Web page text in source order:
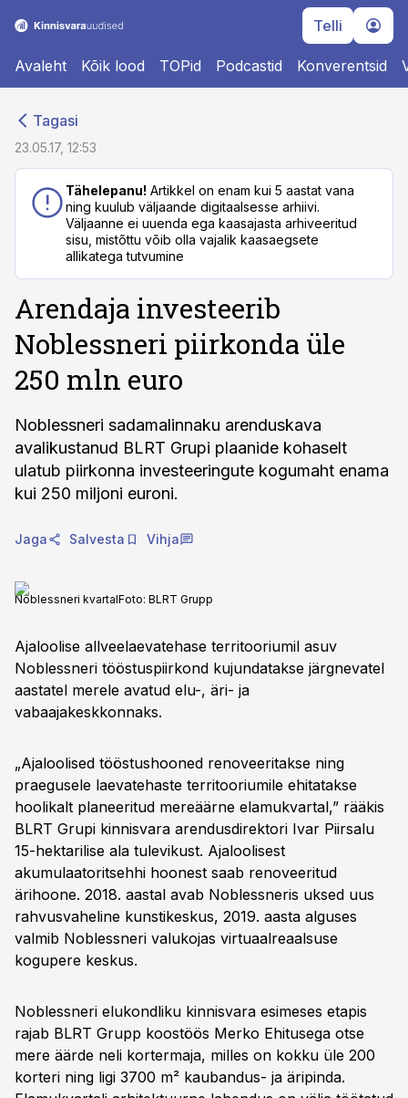
Telli
Avaleht Kõik lood TOPid Podcastid Konverentsid
Tagasi
23.05.17, 12:53
Tähelepanu! Artikkel on enam kui 5 aastat vana
ning kuulub väljaande digitaalsesse arhiivi.
Väljaanne ei uuenda ega kaasajasta arhiveeritud
sisu, mistõttu võib olla vajalik kaasaegsete
allikatega tutvumine
Arendaja investeerib
Noblessneri piirkonda üle
250 mln euro
Noblessneri sadamalinnaku arenduskava
avalikustanud BLRT Grupi plaanide kohaselt
ulatub piirkonna investeeringute kogumaht enama
kui 250 miljoni euroni.
Jaga Salvesta Vihja
Noblessneri kvartalFoto: BLRT Grupp
Ajaloolise allveelaevatehase territooriumil asuv
Noblessneri tööstuspiirkond kujundatakse järgnevatel
aastatel merele avatud elu-, äri- ja
vabaajakeskkonnaks.
„Ajaloolised tööstushooned renoveeritakse ning
praegusele laevatehaste territooriumile ehitatakse
hoolikalt planeeritud mereäärne elamukvartal,” rääkis
BLRT Grupi kinnisvara arendusdirektori Ivar Piirsalu
15-hektarilise ala tulevikust. Ajaloolisest
akumulaatoritsehhi hoonest saab renoveeritud
ärihoone. 2018. aastal avab Noblessneris uksed uus
rahvusvaheline kunstikeskus, 2019. aasta alguses
valmib Noblessneri valukojas virtuaalreaalsuse
kogupere keskus.
Noblessneri elukondliku kinnisvara esimeses etapis
rajab BLRT Grupp koostöös Merko Ehitusega otse
mere äärde neli kortermaja, milles on kokku üle 200
korteri ning ligi 3700 m² kaubandus- ja äripinda.